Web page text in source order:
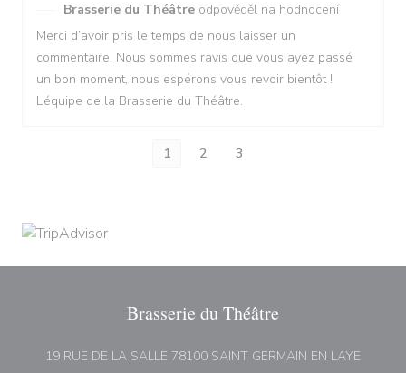
Brasserie du Théâtre odpověděl na hodnocení
Merci d’avoir pris le temps de nous laisser un
commentaire. Nous sommes ravis que vous ayez passé
un bon moment, nous espérons vous revoir bientôt !
L’équipe de la Brasserie du Théâtre.
1 2 3
Brasserie du Théâtre
19 RUE DE LA SALLE 78100 SAINT GERMAIN EN LAYE